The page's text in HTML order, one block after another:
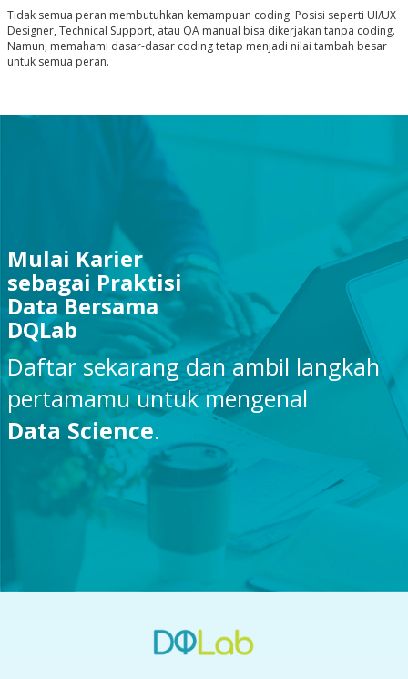
Tidak semua peran membutuhkan kemampuan coding. Posisi seperti UI/UX
Designer, Technical Support, atau QA manual bisa dikerjakan tanpa coding.
Namun, memahami dasar-dasar coding tetap menjadi nilai tambah besar
untuk semua peran.
Mulai Karier
sebagai Praktisi
Data Bersama
DQLab
Daftar sekarang dan ambil langkah
pertamamu untuk mengenal
Data Science.